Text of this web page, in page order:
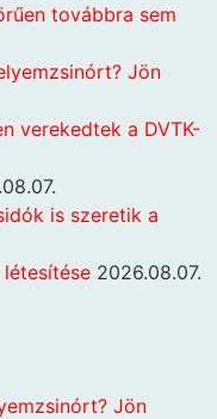
továbbra sem
Jön
verekedtek a DVTK-
is szeretik a
2026.08.07.
Jön